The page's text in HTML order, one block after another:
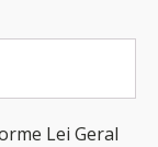
Lei Geral